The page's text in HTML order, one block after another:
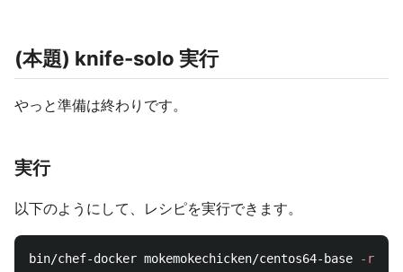
(本題) knife-solo 実行
やっと準備は終わりです。
実行
以下のようにして、レシピを実行できます。
bin/chef-docker mokemokechicken/centos64-base -r